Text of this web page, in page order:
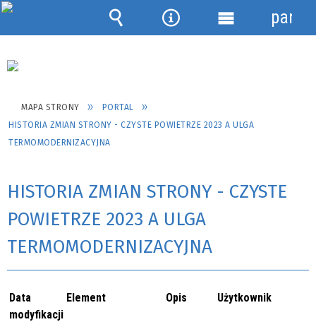
MAPA STRONY
PORTAL
HISTORIA ZMIAN STRONY - CZYSTE POWIETRZE 2023 A ULGA
TERMOMODERNIZACYJNA
HISTORIA ZMIAN STRONY - CZYSTE
POWIETRZE 2023 A ULGA
TERMOMODERNIZACYJNA
Data
modyfikacji
Element Opis Użytkownik
Wyszukiwarka
NarzędziaMenu
panel